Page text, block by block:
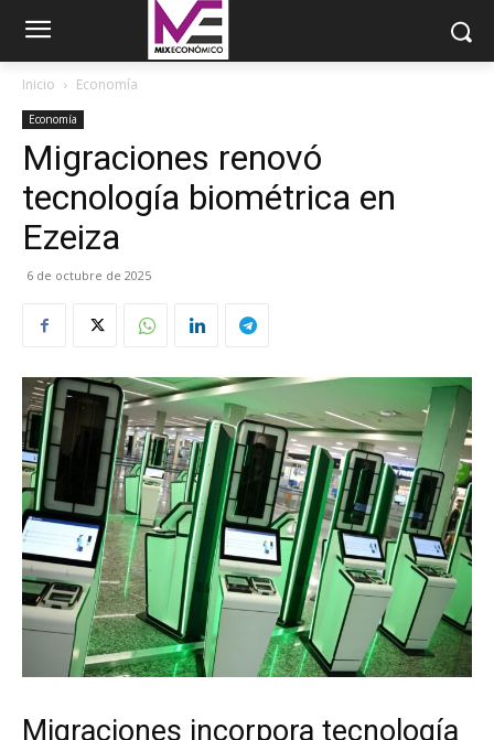
Inicio Economía
Economía
Migraciones renovó
tecnología biométrica en
Ezeiza
6 de octubre de 2025
Migraciones incorpora tecnología